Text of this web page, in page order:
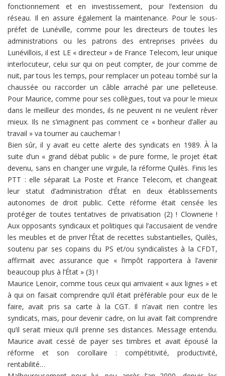
fonctionnement et en investissement, pour l’extension du
réseau. Il en assure également la maintenance. Pour le sous-
préfet de Lunéville, comme pour les directeurs de toutes les
administrations ou les patrons des entreprises privées du
Lunévillois, il est LE « directeur » de France Telecom, leur unique
interlocuteur, celui sur qui on peut compter, de jour comme de
nuit, par tous les temps, pour remplacer un poteau tombé sur la
chaussée ou raccorder un câble arraché par une pelleteuse.
Pour Maurice, comme pour ses collègues, tout va pour le mieux
dans le meilleur des mondes, ils ne peuvent ni ne veulent rêver
mieux. Ils ne s’imaginent pas comment ce « bonheur d’aller au
travail » va tourner au cauchemar !
Bien sûr, il y avait eu cette alerte des syndicats en 1989. À la
suite d’un « grand débat public » de pure forme, le projet était
devenu, sans en changer une virgule, la réforme Quilès. Finis les
PTT : elle séparait La Poste et France Telecom, et changeait
leur statut d’administration d’État en deux établissements
autonomes de droit public. Cette réforme était censée les
protéger de toutes tentatives de privatisation (2) ! Clownerie !
Aux opposants syndicaux et politiques qui l’accusaient de vendre
les meubles et de priver l’État de recettes substantielles, Quilès,
soutenu par ses copains du PS et/ou syndicalistes à la CFDT,
affirmait avec assurance que « l’impôt rapportera à l’avenir
beaucoup plus à l’État » (3) !
Maurice Lenoir, comme tous ceux qui arrivaient « aux lignes » et
à qui on faisait comprendre qu’il était préférable pour eux de le
faire, avait pris sa carte à la CGT. Il n’avait rien contre les
syndicats, mais, pour devenir cadre, on lui avait fait comprendre
qu’il serait mieux qu’il prenne ses distances. Message entendu.
Maurice avait cessé de payer ses timbres et avait épousé la
réforme et son corollaire : compétitivité, productivité,
rentabilité…